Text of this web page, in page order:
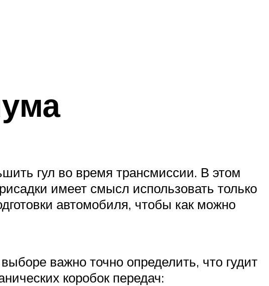
гул во время трансмиссии. В этом
имеет смысл использовать только
автомобиля, чтобы как можно
важно точно определить, что гудит
коробок передач: